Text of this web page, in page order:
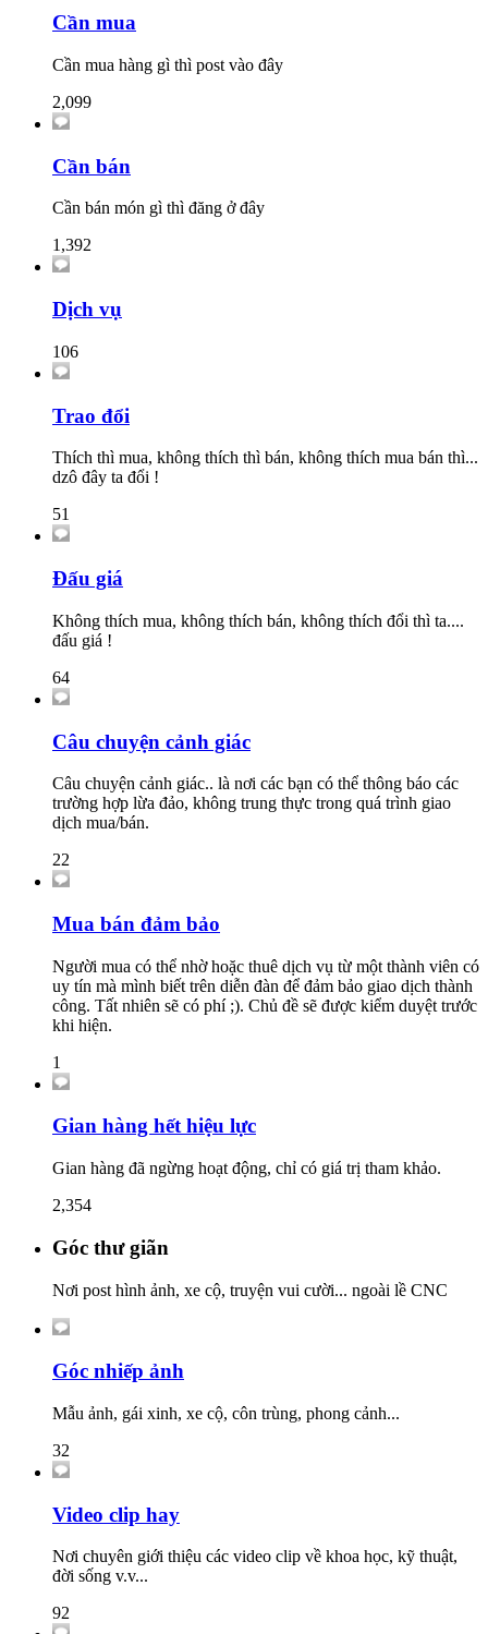
Cần mua
Cần mua hàng gì thì post vào đây
2,099
Cần bán
Cần bán món gì thì đăng ở đây
1,392
Dịch vụ
106
Trao đổi
Thích thì mua, không thích thì bán, không thích mua bán thì...
dzô đây ta đổi !
51
Đấu giá
Không thích mua, không thích bán, không thích đổi thì ta....
đấu giá !
64
Câu chuyện cảnh giác
Câu chuyện cảnh giác.. là nơi các bạn có thể thông báo các
trường hợp lừa đảo, không trung thực trong quá trình giao
dịch mua/bán.
22
Mua bán đảm bảo
Người mua có thể nhờ hoặc thuê dịch vụ từ một thành viên có
uy tín mà mình biết trên diễn đàn để đảm bảo giao dịch thành
công. Tất nhiên sẽ có phí ;). Chủ đề sẽ được kiểm duyệt trước
khi hiện.
1
Gian hàng hết hiệu lực
Gian hàng đã ngừng hoạt động, chỉ có giá trị tham khảo.
2,354
Góc thư giãn
Nơi post hình ảnh, xe cộ, truyện vui cười... ngoài lề CNC
Góc nhiếp ảnh
Mẫu ảnh, gái xinh, xe cộ, côn trùng, phong cảnh...
32
Video clip hay
Nơi chuyên giới thiệu các video clip về khoa học, kỹ thuật,
đời sống v.v...
92